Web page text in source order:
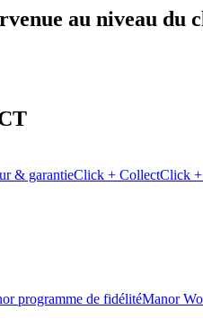
au niveau du
& garantieClick + CollectClick +
programme de fidélitéManor